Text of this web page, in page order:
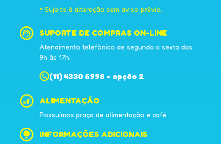
* Sujeito à alteração sem aviso prévio.
SUPORTE DE COMPRAS ON-LINE
Atendimento telefônico de segunda a sexta das
9h às 17h.
(11) 4330 6998 - opção 2
ALIMENTAÇÃO
Possuímos praça de alimentação e café.
INFORMAÇÕES ADICIONAIS